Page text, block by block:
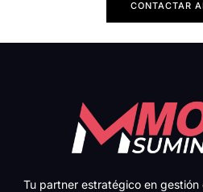
CONTACTAR
Tu partner estratégico en